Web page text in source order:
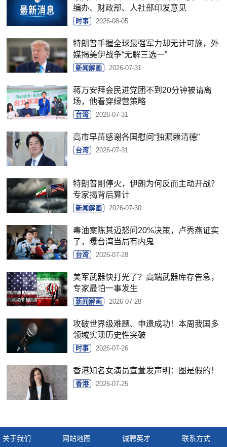
编办、财政部、人社部印发意见
时事 2026-08-05
特朗普手握全球最强军力却无计可施，外
媒揭美伊战争“无解三选一”
新闻解画 2026-07-31
蒋万安拜会民进党团不到20分钟被请离
场，他看穿绿营策略
台湾 2026-07-31
高市早苗感谢各国慰问“独漏赖清德”
台湾 2026-07-31
特朗普刚停火，伊朗为何反而主动开战？
专家揭背后算计
新闻解画 2026-07-30
毒油案陈其迈怒问20%决策，卢秀燕证实
了，曝台湾当局有内鬼
台湾 2026-07-28
美军武器快打光了？高端武器库存告急，
专家最怕一事发生
新闻解画 2026-07-28
攻破世界级难题、申遗成功！本周我国多
领域实现历史性突破
时事 2026-07-26
香港知名女演员宣萱发声明：图是假的！
香港 2026-07-25
关于我们 网站地图 诚聘英才
联系方式